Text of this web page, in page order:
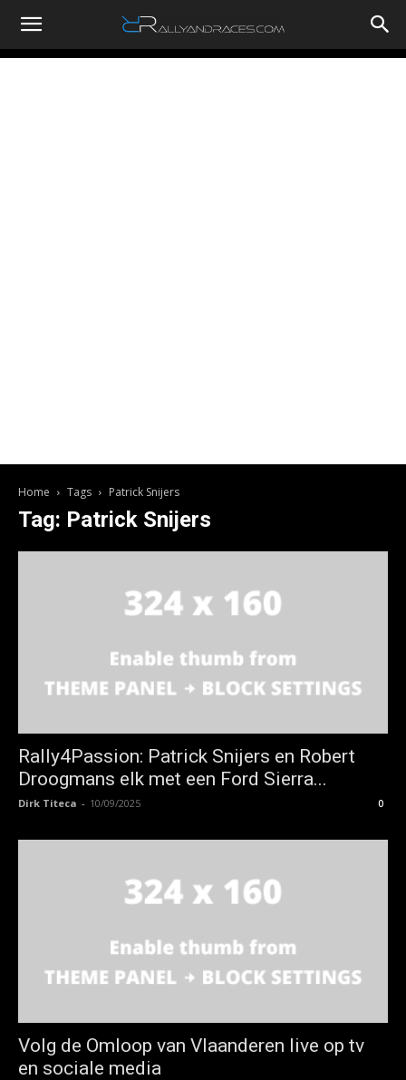
RallyandRaces.com
Home Tags Patrick Snijers
Tag: Patrick Snijers
Rally4Passion: Patrick Snijers en Robert
Droogmans elk met een Ford Sierra...
Dirk Titeca - 10/09/2025 0
Volg de Omloop van Vlaanderen live op tv
en sociale media